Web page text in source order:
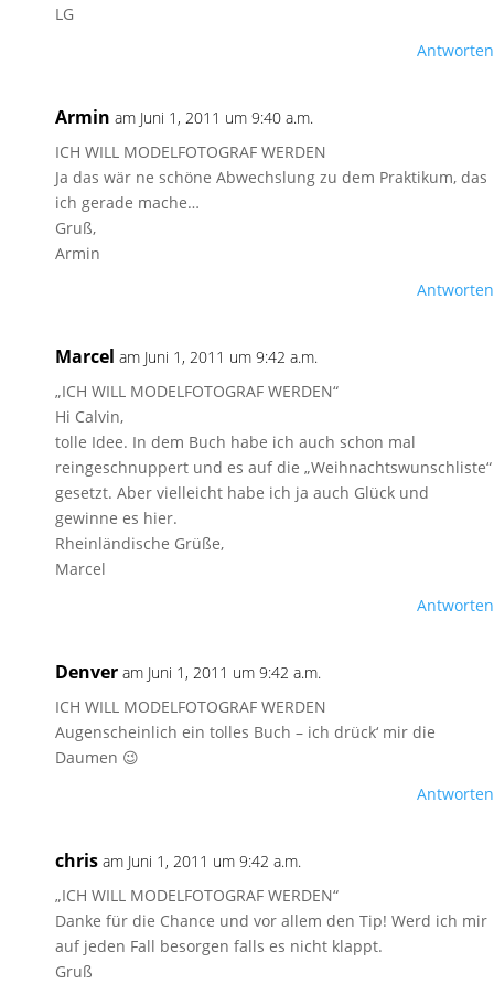
LG
Antworten
Armin am Juni 1, 2011 um 9:40 a.m.
ICH WILL MODELFOTOGRAF WERDEN
Ja das wär ne schöne Abwechslung zu dem Praktikum, das
ich gerade mache…
Gruß,
Armin
Antworten
Marcel am Juni 1, 2011 um 9:42 a.m.
„ICH WILL MODELFOTOGRAF WERDEN“
Hi Calvin,
tolle Idee. In dem Buch habe ich auch schon mal
reingeschnuppert und es auf die „Weihnachtswunschliste“
gesetzt. Aber vielleicht habe ich ja auch Glück und
gewinne es hier.
Rheinländische Grüße,
Marcel
Antworten
Denver am Juni 1, 2011 um 9:42 a.m.
ICH WILL MODELFOTOGRAF WERDEN
Augenscheinlich ein tolles Buch – ich drück‘ mir die
Daumen 😉
Antworten
chris am Juni 1, 2011 um 9:42 a.m.
„ICH WILL MODELFOTOGRAF WERDEN“
Danke für die Chance und vor allem den Tip! Werd ich mir
auf jeden Fall besorgen falls es nicht klappt.
Gruß